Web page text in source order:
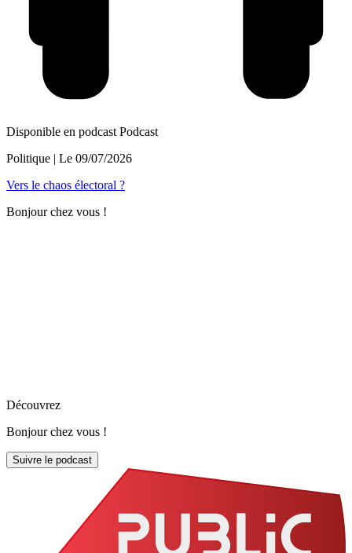
Disponible en podcast Podcast
Politique | Le 09/07/2026
Vers le chaos électoral ?
Bonjour chez vous !
Découvrez
Bonjour chez vous !
Suivre le podcast